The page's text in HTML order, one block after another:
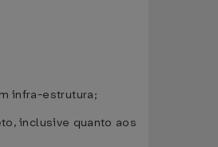
infra-estrutura;
inclusive quanto aos